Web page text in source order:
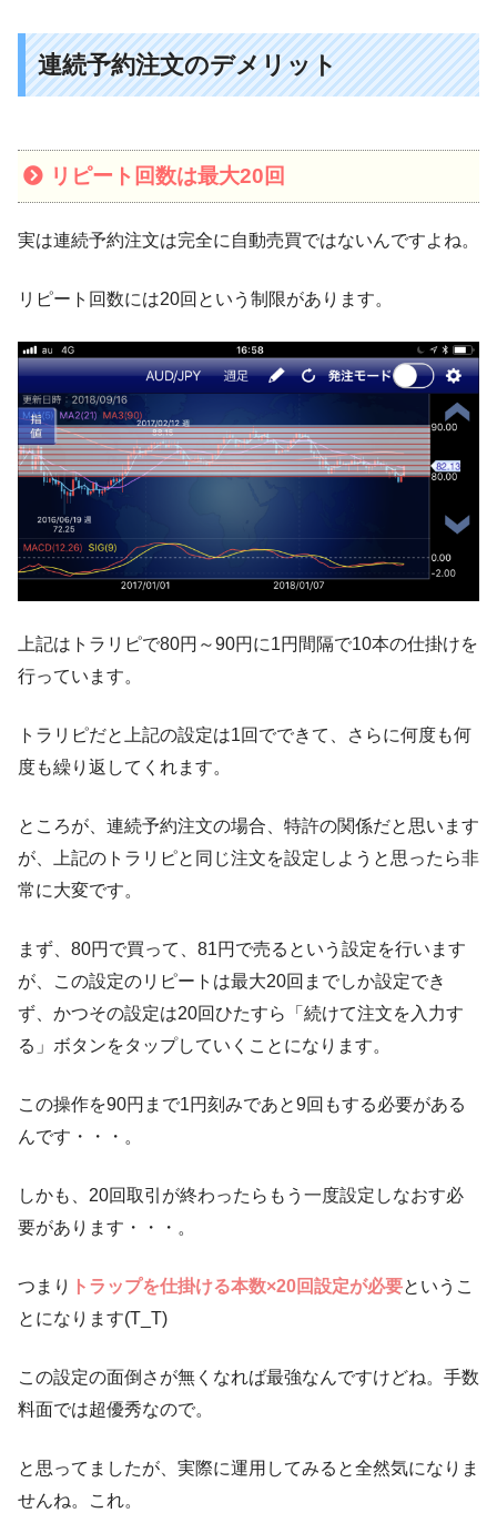
連続予約注文のデメリット
リピート回数は最大20回
実は連続予約注文は完全に自動売買ではないんですよね。
リピート回数には20回という制限があります。
上記はトラリピで80円～90円に1円間隔で10本の仕掛けを
行っています。
トラリピだと上記の設定は1回でできて、さらに何度も何
度も繰り返してくれます。
ところが、連続予約注文の場合、特許の関係だと思います
が、上記のトラリピと同じ注文を設定しようと思ったら非
常に大変です。
まず、80円で買って、81円で売るという設定を行います
が、この設定のリピートは最大20回までしか設定でき
ず、かつその設定は20回ひたすら「続けて注文を入力す
る」ボタンをタップしていくことになります。
この操作を90円まで1円刻みであと9回もする必要がある
んです・・・。
しかも、20回取引が終わったらもう一度設定しなおす必
要があります・・・。
つまり トラップを仕掛ける本数×20回設定が必要というこ
とになります(T_T)
この設定の面倒さが無くなれば最強なんですけどね。手数
料面では超優秀なので。
と思ってましたが、実際に運用してみると全然気になりま
せんね。これ。